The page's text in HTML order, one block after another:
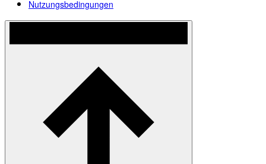
Nutzungsbedingungen